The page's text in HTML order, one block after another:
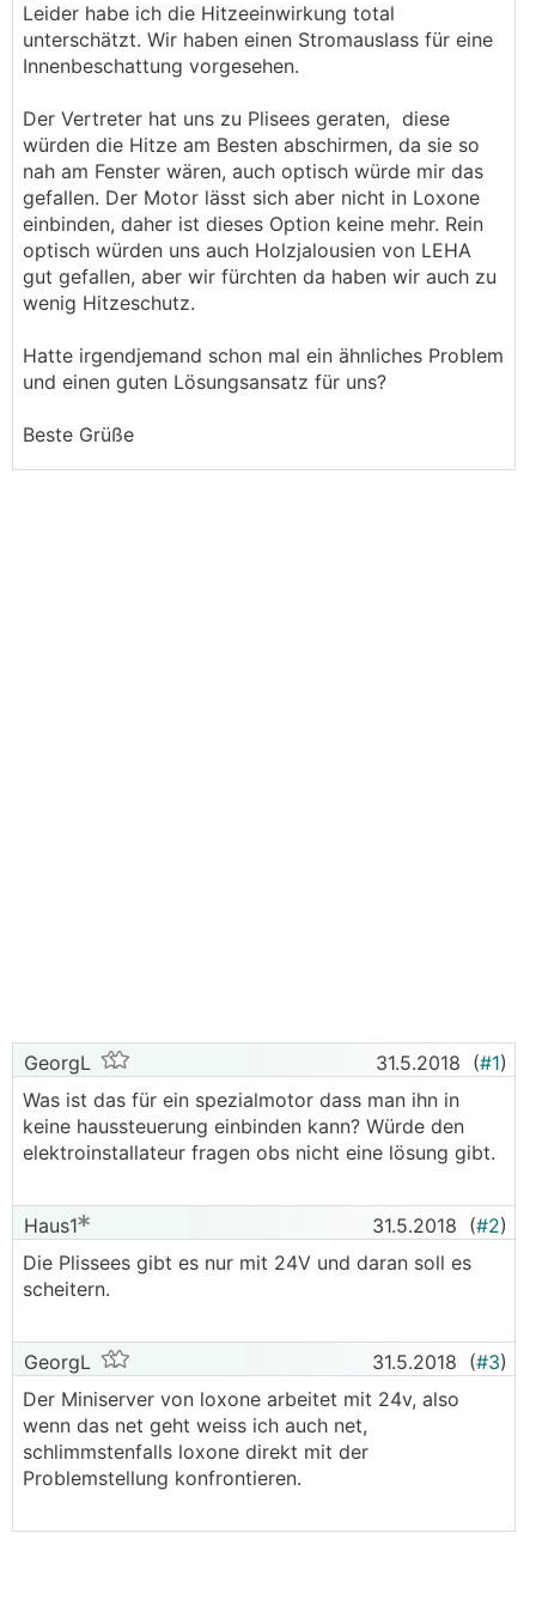
Leider habe ich die Hitzeeinwirkung total
unterschätzt. Wir haben einen Stromauslass für eine
Innenbeschattung vorgesehen.
Der Vertreter hat uns zu Plisees geraten, diese
würden die Hitze am Besten abschirmen, da sie so
nah am Fenster wären, auch optisch würde mir das
gefallen. Der Motor lässt sich aber nicht in Loxone
einbinden, daher ist dieses Option keine mehr. Rein
optisch würden uns auch Holzjalousien von LEHA
gut gefallen, aber wir fürchten da haben wir auch zu
wenig Hitzeschutz.
Hatte irgendjemand schon mal ein ähnliches Problem
und einen guten Lösungsansatz für uns?
Beste Grüße
GeorgL 31.5.2018 (#1)
Was ist das für ein spezialmotor dass man ihn in
keine haussteuerung einbinden kann? Würde den
elektroinstallateur fragen obs nicht eine lösung gibt.
Haus1 31.5.2018 (#2)
Die Plissees gibt es nur mit 24V und daran soll es
scheitern.
GeorgL 31.5.2018 (#3)
Der Miniserver von loxone arbeitet mit 24v, also
wenn das net geht weiss ich auch net,
schlimmstenfalls loxone direkt mit der
Problemstellung konfrontieren.